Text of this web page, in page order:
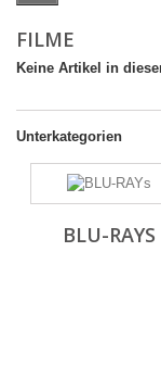
FILME
Keine Artikel in
Unterkategorien
BLU-RAYS